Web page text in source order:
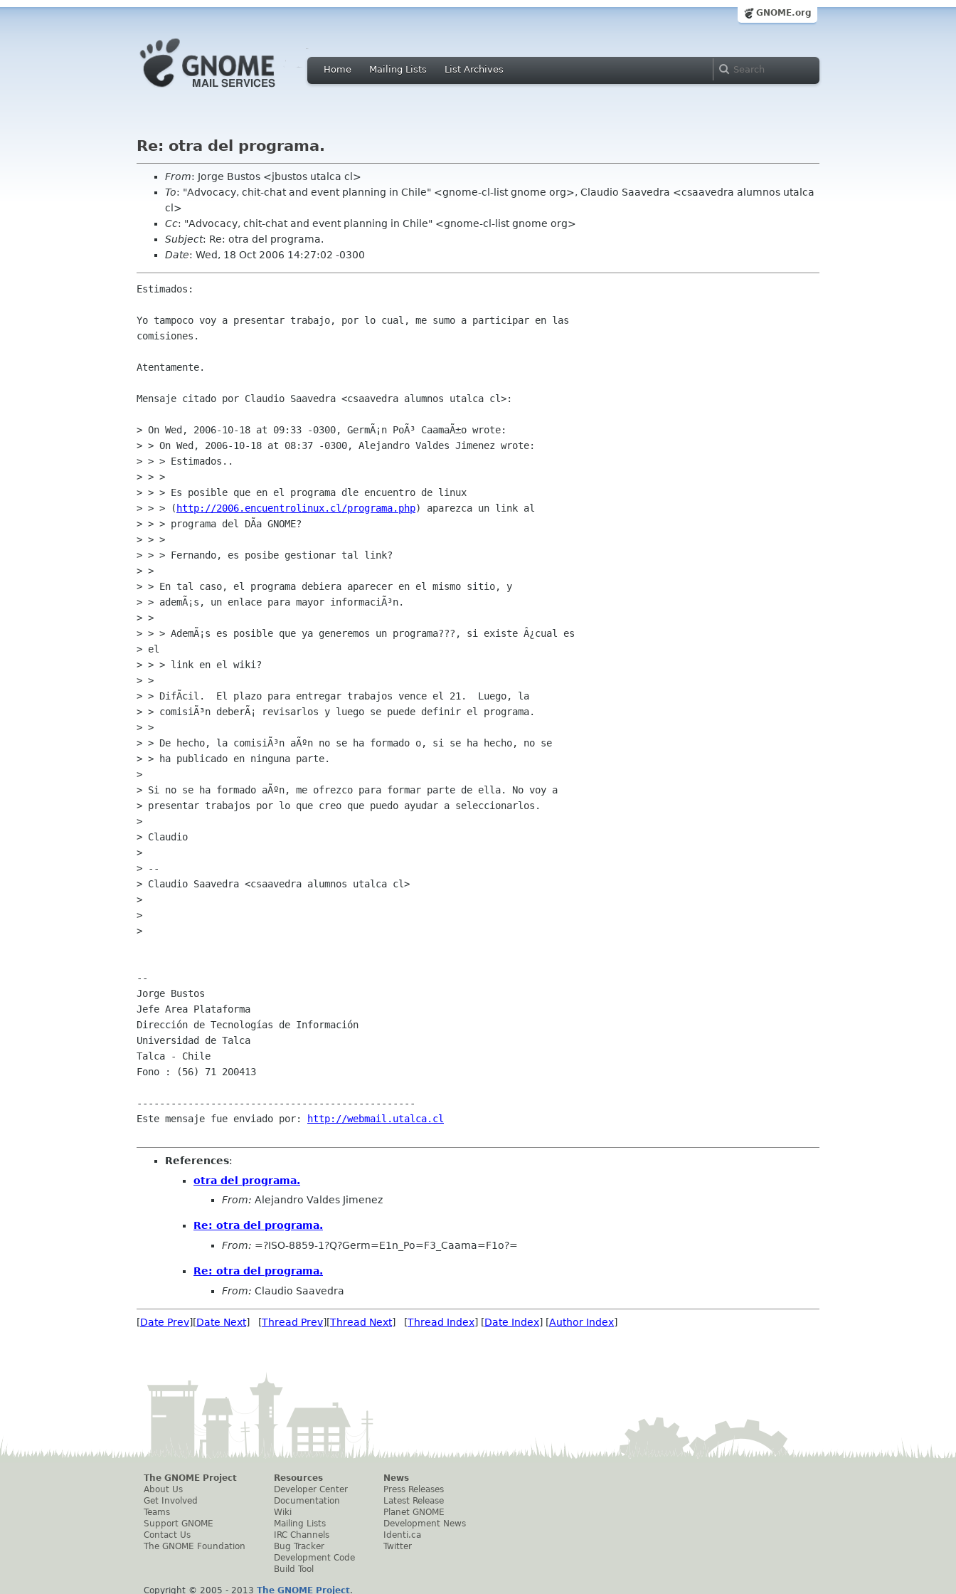
GNOME.org
Home Mailing Lists List Archives
Re: otra del programa.
From: Jorge Bustos <jbustos utalca cl>
To: "Advocacy, chit-chat and event planning in Chile" <gnome-cl-list gnome org>, Claudio Saavedra <csaavedra alumnos utalca
cl>
Cc: "Advocacy, chit-chat and event planning in Chile" <gnome-cl-list gnome org>
Subject: Re: otra del programa.
Date: Wed, 18 Oct 2006 14:27:02 -0300
Estimados:
Yo tampoco voy a presentar trabajo, por lo cual, me sumo a participar en las
comisiones.
Atentamente.
Mensaje citado por Claudio Saavedra <csaavedra alumnos utalca cl>:
> On Wed, 2006-10-18 at 09:33 -0300, GermÃ¡n PoÃ³ CaamaÃ±o wrote:
> > On Wed, 2006-10-18 at 08:37 -0300, Alejandro Valdes Jimenez wrote:
> > > Estimados..
> > >
> > > Es posible que en el programa dle encuentro de linux
> > > ( http://2006.encuentrolinux.cl/programa.php) aparezca un link al
> > > programa del DÃ­a GNOME?
> > >
> > > Fernando, es posibe gestionar tal link?
> >
> > En tal caso, el programa debiera aparecer en el mismo sitio, y
> > ademÃ¡s, un enlace para mayor informaciÃ³n.
> >
> > > AdemÃ¡s es posible que ya generemos un programa???, si existe Â¿cual es
> el
> > > link en el wiki?
> >
> > DifÃ­cil.  El plazo para entregar trabajos vence el 21.  Luego, la
> > comisiÃ³n deberÃ¡ revisarlos y luego se puede definir el programa.
> >
> > De hecho, la comisiÃ³n aÃºn no se ha formado o, si se ha hecho, no se
> > ha publicado en ninguna parte.
>
> Si no se ha formado aÃºn, me ofrezco para formar parte de ella. No voy a
> presentar trabajos por lo que creo que puedo ayudar a seleccionarlos.
>
> Claudio
>
> --
> Claudio Saavedra <csaavedra alumnos utalca cl>
>
>
>
--
Jorge Bustos
Jefe Area Plataforma
Dirección de Tecnologías de Información
Universidad de Talca
Talca - Chile
Fono : (56) 71 200413
-------------------------------------------------
Este mensaje fue enviado por:
http://webmail.utalca.cl
References:
otra del programa.
From: Alejandro Valdes Jimenez
Re: otra del programa.
From: =?ISO-8859-1?Q?Germ=E1n_Po=F3_Caama=F1o?=
Re: otra del programa.
From: Claudio Saavedra
[Date Prev][Date Next] [Thread Prev][Thread Next] [Thread Index] [Date Index] [Author Index]
The GNOME Project
About Us
Get Involved
Teams
Support GNOME
Contact Us
The GNOME Foundation
Resources
Developer Center
Documentation
Wiki
Mailing Lists
IRC Channels
Bug Tracker
Development Code
Build Tool
News
Press Releases
Latest Release
Planet GNOME
Development News
Identi.ca
Twitter
Copyright © 2005 - 2013 The GNOME Project.